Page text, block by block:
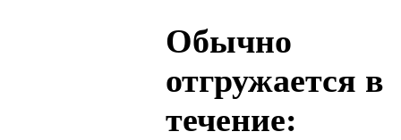
Обычно
отгружается в
течение: